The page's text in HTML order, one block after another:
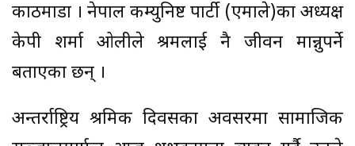
काठमाडौं । नेपाल कम्युनिष्ट पार्टी (एमाले)का अध्यक्ष
केपी शर्मा ओलीले श्रमलाई नै जीवन मान्नुपर्ने
बताएका छन् ।
अन्तर्राष्ट्रिय श्रमिक दिवसका अवसरमा सामाजिक